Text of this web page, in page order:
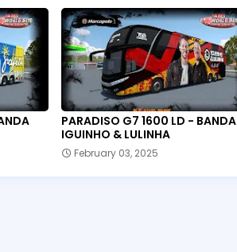
PARADISO G7 1600 LD - BANDA
IGUINHO & LULINHA
February 03, 2025